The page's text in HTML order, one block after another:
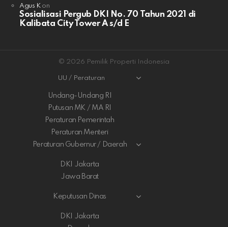
Agus Kon
Sosialisasi Pergub DKI No. 70 Tahun 2021 di
Kalibata City Tower A s/d E
© 2026 Pemilik Properti Indonesia
UU / Peraturan
Undang-Undang RI
Putusan MK / MA RI
Peraturan Pemerintah
Peraturan Menteri
Peraturan Gubernur / Daerah
DKI Jakarta
Jawa Barat
Keputusan Dinas
DKI Jakarta